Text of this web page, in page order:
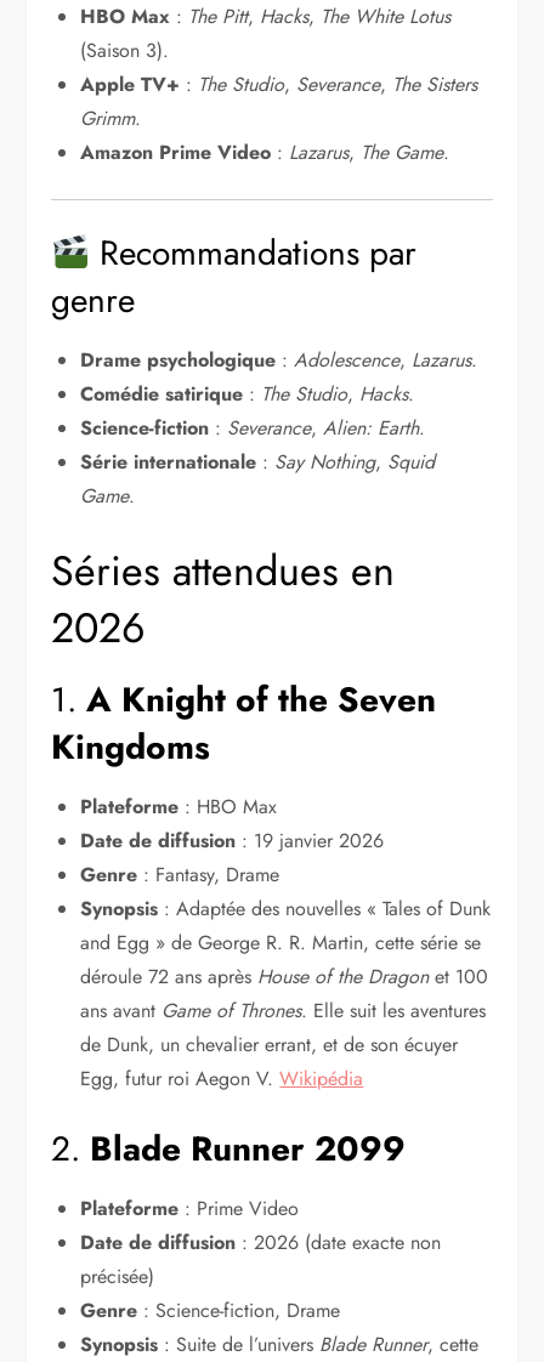
HBO Max : The Pitt, Hacks, The White Lotus
(Saison 3).
Apple TV+ : The Studio, Severance, The Sisters
Grimm.
Amazon Prime Video : Lazarus, The Game.
Recommandations par
genre
Drame psychologique :Adolescence, Lazarus.
Comédie satirique : The Studio, Hacks.
Science-fiction : Severance,Alien: Earth.
Série internationale : Say Nothing, Squid
Game.
Séries attendues en
2026
1.A Knight of the Seven
Kingdoms
Plateforme : HBO Max
Date de diffusion : 19 janvier 2026
Genre : Fantasy, Drame
Synopsis : Adaptée des nouvelles « Tales of Dunk
and Egg » de George R. R. Martin, cette série se
déroule 72 ans après House of the Dragonet 100
ans avant Game of Thrones. Elle suit les aventures
de Dunk, un chevalier errant, et de son écuyer
Egg, futur roi Aegon V.Wikipédia
2. Blade Runner 2099
Plateforme : Prime Video
Date de diffusion : 2026 (date exacte non
précisée)
Genre : Science-fiction, Drame
Synopsis : Suite de l’univers Blade Runner, cette